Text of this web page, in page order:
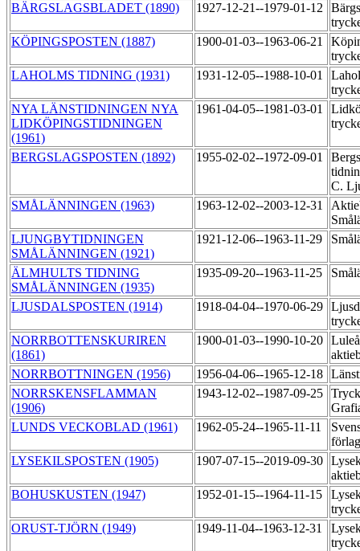
BÄRGSLAGSBLADET (1890)
1927-12-21--1979-01-12
KÖPINGSPOSTEN (1887)
1900-01-03--1963-06-21
LAHOLMS TIDNING (1931)
1931-12-05--1988-10-01
NYA LÄNSTIDNINGEN NYA
LIDKÖPINGSTIDNINGEN
(1961)
1961-04-05--1981-03-01
BERGSLAGSPOSTEN (1892) 1955-02-02--1972-09-01
C.
SMÅLÄNNINGEN (1963)
1963-12-02--2003-12-31
LJUNGBYTIDNINGEN
SMÅLÄNNINGEN (1921)
1921-12-06--1963-11-29
ÄLMHULTS TIDNING
SMÅLÄNNINGEN (1935)
1935-09-20--1963-11-25
LJUSDALSPOSTEN (1914) 1918-04-04--1970-06-29
NORRBOTTENSKURIREN
(1861)
1900-01-03--1990-10-20
NORRBOTTNINGEN (1956)
1956-04-06--1965-12-18
NORRSKENSFLAMMAN
(1906)
1943-12-02--1987-09-25
LUNDS VECKOBLAD (1961)
1962-05-24--1965-11-11
LYSEKILSPOSTEN (1905)
1907-07-15--2019-09-30
BOHUSKUSTEN (1947)
1952-01-15--1964-11-15
ORUST-TJÖRN (1949)
1949-11-04--1963-12-31